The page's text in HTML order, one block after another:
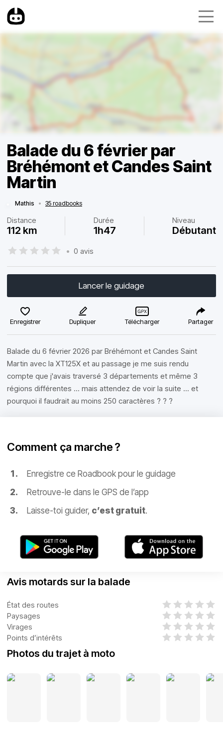
Balade du 6 février par
Bréhémont et Candes Saint
Martin
Mathis • 35 roadbooks
Distance
112 km
Durée
1h47
Niveau
Débutant
• 0 avis
Lancer le guidage
Enregistrer Dupliquer Télécharger Partager
Balade du 6 février 2026 par Bréhémont et Candes Saint
Martin avec la XT125X et au passage je me suis rendu
compte que j'avais traversé 3 départements et même 3
régions différentes ... mais attendez de voir la suite ... et
pourquoi il faudrait au moins 250 caractères ? ? ?
Comment ça marche ?
Enregistre ce Roadbook pour le guidage
Retrouve-le dans le GPS de l’app
Laisse-toi guider, c’est gratuit.
Avis motards sur la balade
État des routes
Paysages
Virages
Points d’intérêts
Photos du trajet à moto